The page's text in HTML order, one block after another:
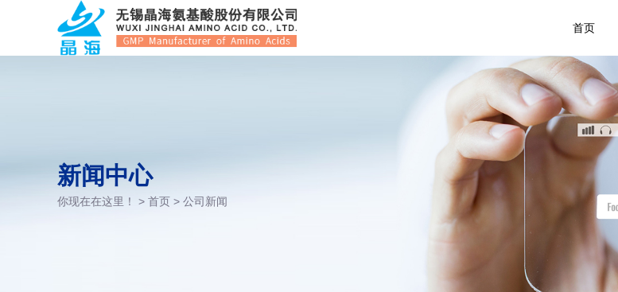
首页
新闻中心
你现在在这里！ > 首页 > 公司新闻